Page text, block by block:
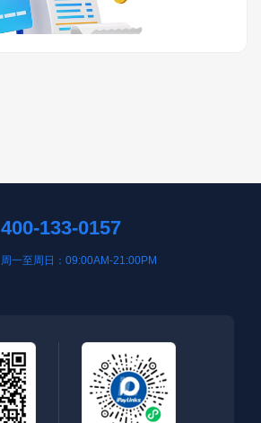
400-133-0157
周一至周日：09:00AM-21:00PM